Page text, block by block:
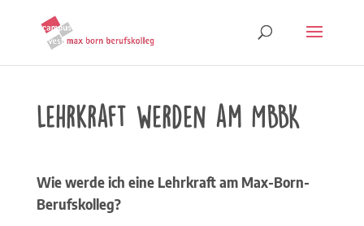
Lehrkraft werden am MBBK
Wie werde ich eine Lehrkraft am Max-Born-
Berufskolleg?